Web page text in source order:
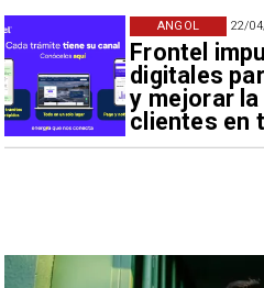
22/
Frontel
digitales
y mejorar
clientes en
ANGOL